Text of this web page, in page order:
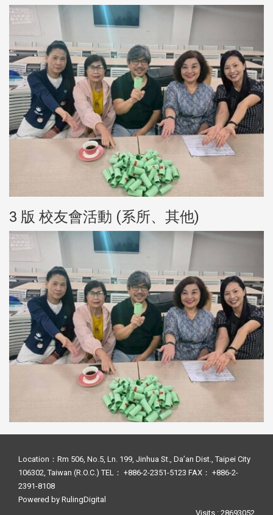
3 版 校友會活動 (系所、其他)
Location：Rm 506, No.5, Ln. 199, Jinhua St., Da’an Dist., Taipei City
106302, Taiwan (R.O.C.) TEL： +886-2-2351-5123 FAX： +886-2-
2391-8108
Powered by RulingDigital
Visits : 28693052